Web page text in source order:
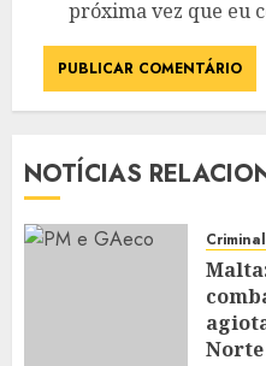
próxima vez que eu
NOTÍCIAS